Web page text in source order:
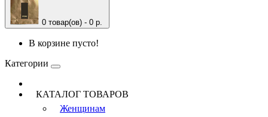
0 товар(ов) - 0 р.
В корзине пусто!
Категории
КАТАЛОГ ТОВАРОВ
Женщинам